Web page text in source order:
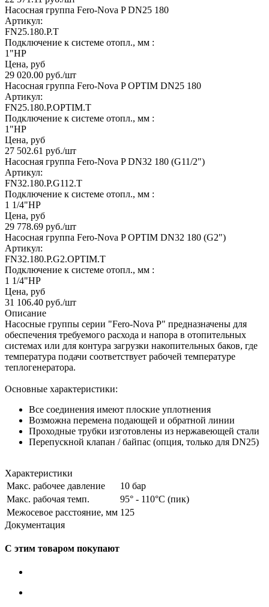
Насосная группа Fero-Nova P DN25 180
Артикул:
FN25.180.P.T
Подключение к системе отопл., мм :
1"НР
Цена, руб
29 020.00 руб./шт
Насосная группа Fero-Nova P OPTIM DN25 180
Артикул:
FN25.180.P.OPTIM.T
Подключение к системе отопл., мм :
1"НР
Цена, руб
27 502.61 руб./шт
Насосная группа Fero-Nova P DN32 180 (G11/2")
Артикул:
FN32.180.P.G112.T
Подключение к системе отопл., мм :
1 1/4"НР
Цена, руб
29 778.69 руб./шт
Насосная группа Fero-Nova P OPTIM DN32 180 (G2")
Артикул:
FN32.180.P.G2.OPTIM.T
Подключение к системе отопл., мм :
1 1/4"НР
Цена, руб
31 106.40 руб./шт
Описание
Насосные группы серии "Fero-Nova P" предназначены для
обеспечения требуемого расхода и напора в отопительных
системах или для контура загрузки накопительных баков, где
температура подачи соответствует рабочей температуре
теплогенератора.
Основные характеристики:
Все соединения имеют плоские уплотнения
Возможна перемена подающей и обратной линии
Проходные трубки изготовлены из нержавеющей стали
Перепускной клапан / байпас (опция, только для DN25)
Характеристики
Макс. рабочее давление
10 бар
Макс. рабочая темп.
95° - 110°C (пик)
Межосевое расстояние, мм 125
Документация
С этим товаром покупают